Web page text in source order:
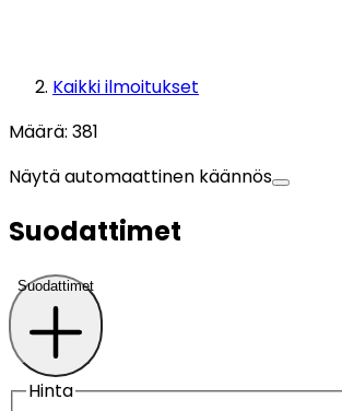
Kaikki ilmoitukset
Määrä: 381
Näytä automaattinen käännös
Suodattimet
Suodattimet
Hinta